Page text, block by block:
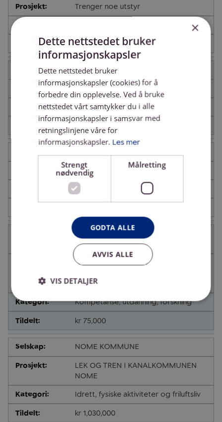
Trenger noe utstyr
Idrett, fysiske aktiviteter og friluftsliv
kr 50,000
ULEFOSS SPORTSFORENING
Utstyr turngruppa
Idrett, fysiske aktiviteter og friluftsliv
kr 100,000
Fotballmål
Idrett, fysiske aktiviteter og friluftsliv
VESTFOLD OG TELEMARK
FYLKESKOMMUNE
Formidling av kanalhistorien til barn
www.skiensvassdraget.no
Kompetanse, utdanning, forskning
kr 75,000
NOME KOMMUNE
LEK OG TREN I KANALKOMMUNEN
NOME
Idrett, fysiske aktiviteter og friluftsliv
kr 1,030,000
×
Dette nettstedet bruker
informasjonskapsler
Dette nettstedet bruker
informasjonskapsler (cookies) for å
forbedre din opplevelse. Ved å bruke
nettstedet vårt samtykker du i alle
informasjonskapsler i samsvar med
retningslinjene våre for
informasjonskapsler. Les mer
Strengt
nødvendig
Målretting
GODTA ALLE
AVVIS ALLE
VIS DETALJER